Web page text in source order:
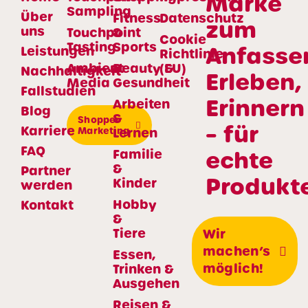
Über
uns
Leistungen
Nachhaltigkeit
Fallstudien
Blog
Karriere
FAQ
Partner
werden
Kontakt
Sampling
Touchpoint
Tasting
Ambient
Media
Shopper
Marketing
Fitness
&
Sports
Beauty &
Gesundheit
Arbeiten
&
Lernen
Familie
&
Kinder
Hobby
&
Tiere
Essen,
Trinken &
Ausgehen
Datenschutz
Cookie
Richtlinie
(EU)
zum
Erleben,
Erinnern
– für
echte
Wir
machen’s
möglich!